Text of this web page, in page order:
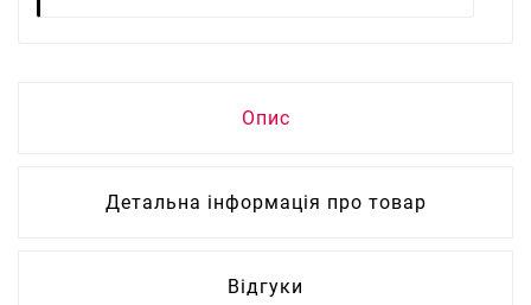
Опис
Детальна інформація про товар
Відгуки